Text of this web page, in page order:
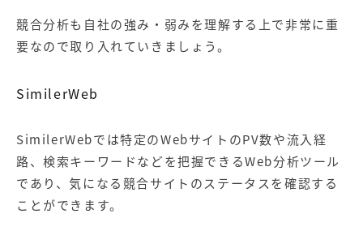
競合分析も自社の強み・弱みを理解する上で非常に重
要なので取り入れていきましょう。
SimilerWeb
SimilerWebでは特定のWebサイトのPV数や流入経
路、検索キーワードなどを把握できるWeb分析ツール
であり、気になる競合サイトのステータスを確認する
ことができます。